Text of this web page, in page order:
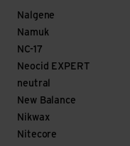
Nalgene
Namuk
NC-17
Neocid EXPERT
neutral
New Balance
Nikwax
Nitecore